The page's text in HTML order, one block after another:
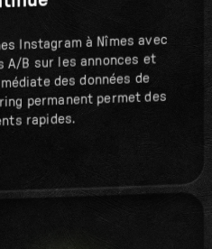
Instagram à Nîmes avec
A/B sur les annonces et
des données de
permanent permet des
rapides.